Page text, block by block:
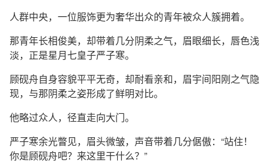
人群中央，一位服饰更为奢华出众的青年被众人簇拥着。
那青年长相俊美，却带着几分阴柔之气，眉眼细长，唇色浅
淡，正是星月七皇子严子寒。
顾砚舟自身容貌平平无奇，却耐看亲和，眉宇间阳刚之气隐
现，与那阴柔之姿形成了鲜明对比。
他略过众人，径直走向大门。
严子寒余光瞥见，眉头微皱，声音带着几分倨傲：“站住！
你是顾砚舟吧？来这里干什么？”